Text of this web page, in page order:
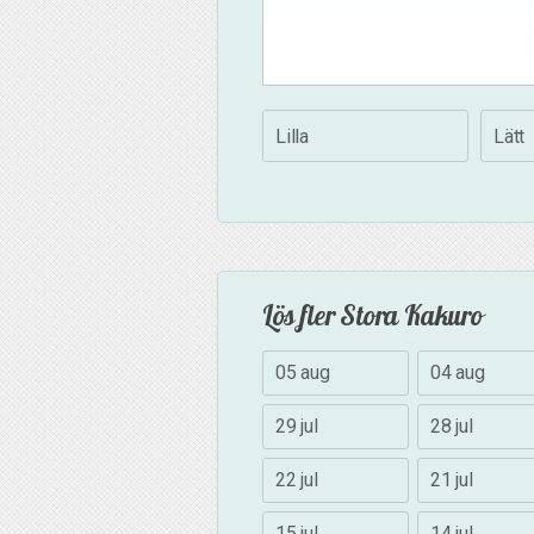
Lilla Lätt
Lös fler Stora Kakuro
05 aug 04 aug
29 jul 28 jul
22 jul 21 jul